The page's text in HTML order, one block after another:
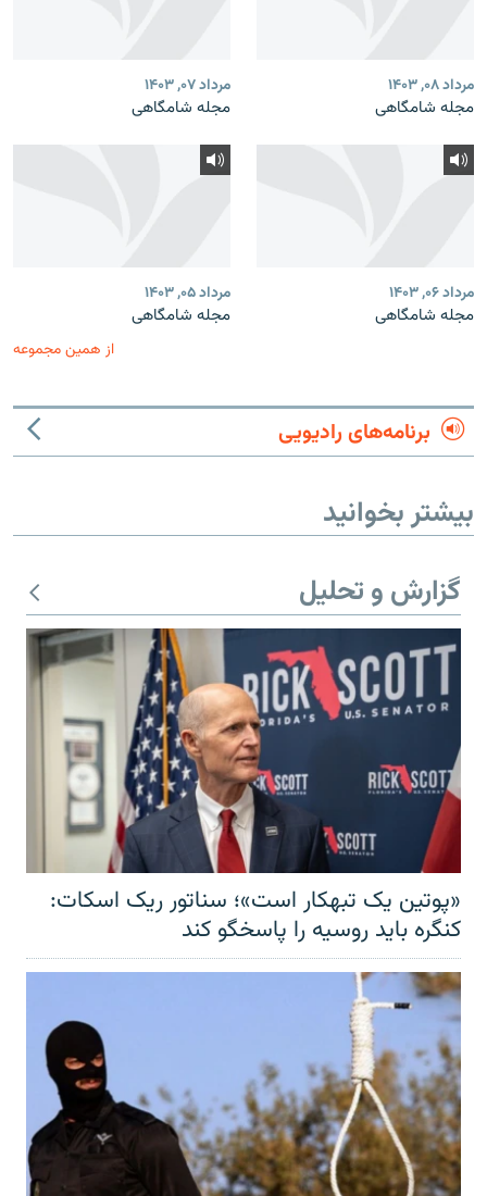
مرداد ۰۸, ۱۴۰۳
مجله شامگاهی
مرداد ۰۷, ۱۴۰۳
مجله شامگاهی
مرداد ۰۶, ۱۴۰۳
مجله شامگاهی
مرداد ۰۵, ۱۴۰۳
مجله شامگاهی
از همین مجموعه
برنامه‌های رادیویی
بیشتر بخوانید
گزارش و تحلیل
«پوتین یک تبهکار است»؛ سناتور ریک اسکات:
کنگره باید روسیه را پاسخگو کند